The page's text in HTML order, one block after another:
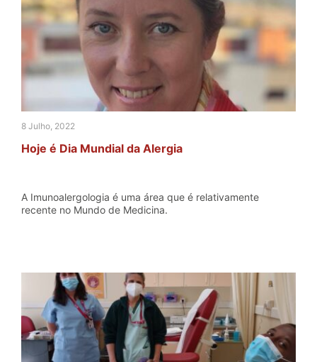
8 Julho, 2022
Hoje é Dia Mundial da Alergia
A Imunoalergologia é uma área que é relativamente
recente no Mundo de Medicina.